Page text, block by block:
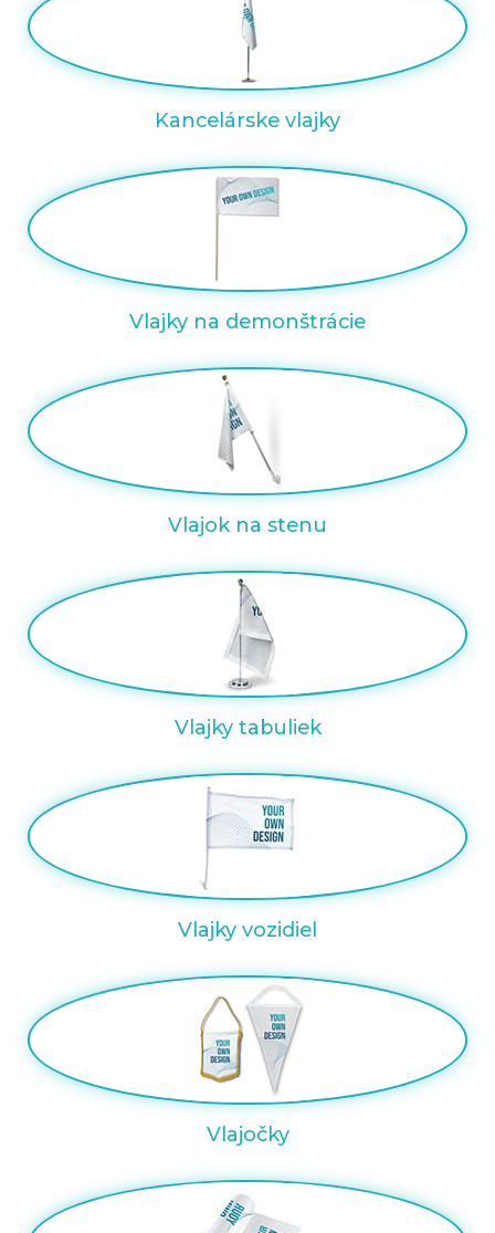
Kancelárske vlajky
Vlajky na demonštrácie
Vlajok na stenu
Vlajky tabuliek
Vlajky vozidiel
Vlajočky